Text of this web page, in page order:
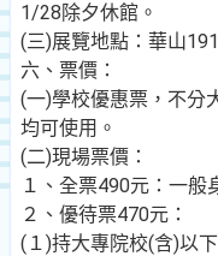
1/28除夕休館。
(三)展覽地點：華山
六、票價：
(一)學校優惠票，不分
均可使用。
(二)現場票價：
１、全票490元：一般
２、優待票470元：
(１)持大專院校(含)以